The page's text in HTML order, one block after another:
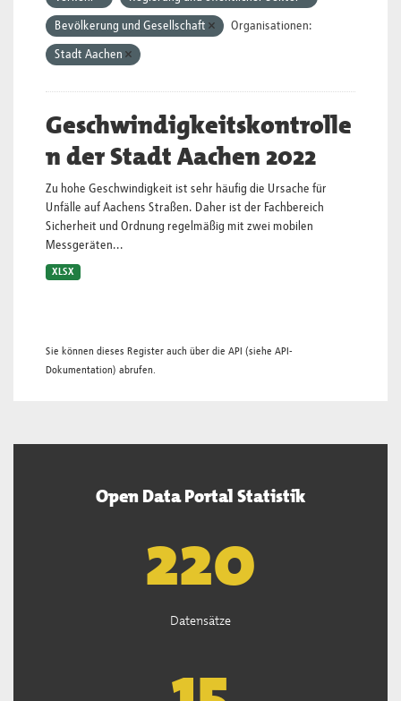
Bevölkerung und Gesellschaft Organisationen:
Stadt Aachen
Geschwindigkeitskontrolle
n der Stadt Aachen 2022
Zu hohe Geschwindigkeit ist sehr häufig die Ursache für
Unfälle auf Aachens Straßen. Daher ist der Fachbereich
Sicherheit und Ordnung regelmäßig mit zwei mobilen
Messgeräten...
XLSX
Sie können dieses Register auch über die API (siehe API-
Dokumentation) abrufen.
Open Data Portal Statistik
221
Datensätze